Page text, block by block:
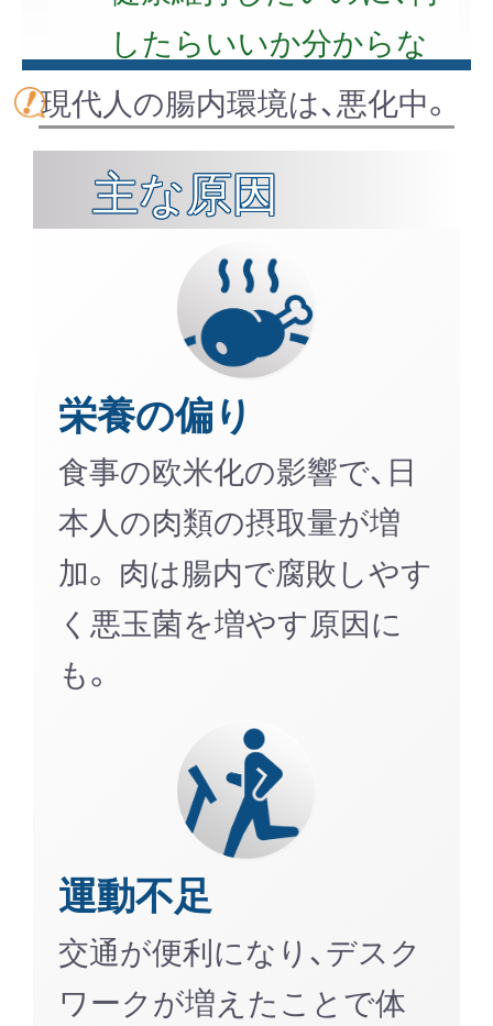
したらいいか分からな
い
現代人の腸内環境は、悪化中。
主な原因
栄養の偏り
食事の欧米化の影響で、日
本人の肉類の摂取量が増
加。 肉は腸内で腐敗しやす
く悪玉菌を増やす原因に
も。
運動不足
交通が便利になり、デスク
ワークが増えたことで体